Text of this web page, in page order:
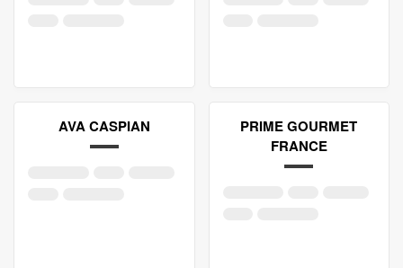
AVA CASPIAN
PRIME GOURMET
FRANCE